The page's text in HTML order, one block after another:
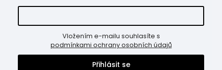
podmínkami ochrany osobních údajů
Přihlásit se